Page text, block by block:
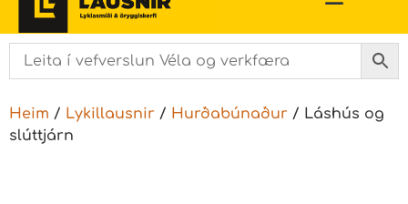
Heim / Lykillausnir / Hurðabúnaður / Láshús og
slúttjárn